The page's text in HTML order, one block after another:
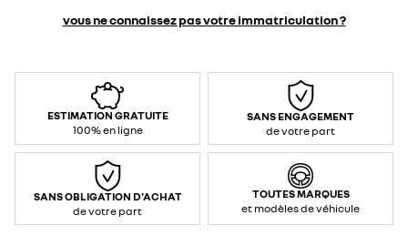
vous ne connaissez pas votre immatriculation ?
ESTIMATION GRATUITE
100% en ligne
SANS ENGAGEMENT
de votre part
SANS OBLIGATION D'ACHAT
de votre part
TOUTES MARQUES
et modèles de véhicule